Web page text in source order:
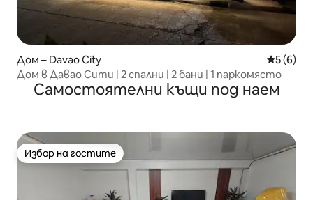
Дом – Davao City Средна
5 (6)
Дом в Давао Сити | 2 спални | 2 бани | 1 паркомясто
Самостоятелни къщи под наем
Избор на гостите
Избор на гостите